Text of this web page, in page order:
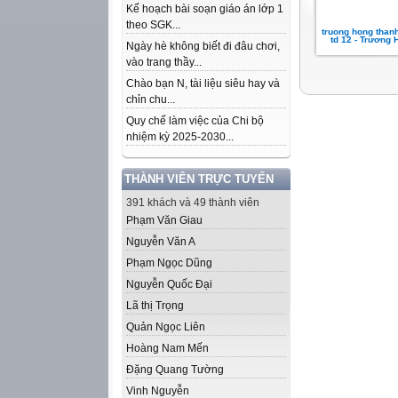
Kế hoạch bài soạn giáo án lớp 1
theo SGK...
Ngày hè không biết đi đâu chơi,
vào trang thầy...
Chào bạn N, tài liệu siêu hay và
chỉn chu...
Quy chế làm việc của Chi bộ
nhiệm kỳ 2025-2030...
THÀNH VIÊN TRỰC TUYẾN
391 khách và 49 thành viên
Phạm Văn Giau
Nguyễn Văn A
Phạm Ngọc Dũng
Nguyễn Quốc Đại
Lã thị Trọng
Quản Ngọc Liên
Hoàng Nam Mến
Đặng Quang Tường
Vinh Nguyễn
truong hong
td 12 - Trương